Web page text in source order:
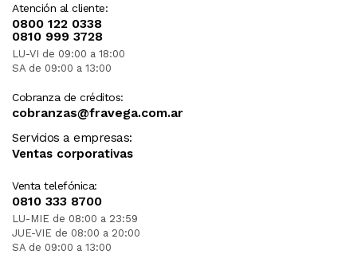
Atención al cliente:
0800 122 0338
0810 999 3728
LU-VI de 09:00 a 18:00
SA de 09:00 a 13:00
Cobranza de créditos:
cobranzas@fravega.com.ar
Servicios a empresas:
Ventas corporativas
Venta telefónica:
0810 333 8700
LU-MIE de 08:00 a 23:59
JUE-VIE de 08:00 a 20:00
SA de 09:00 a 13:00